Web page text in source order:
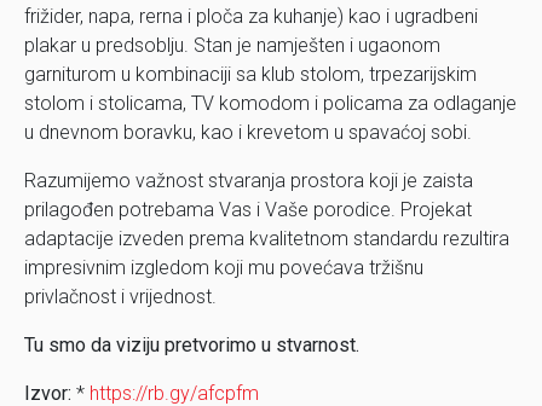
frižider, napa, rerna i ploča za kuhanje) kao i ugradbeni
plakar u predsoblju. Stan je namješten i ugaonom
garniturom u kombinaciji sa klub stolom, trpezarijskim
stolom i stolicama, TV komodom i policama za odlaganje
u dnevnom boravku, kao i krevetom u spavaćoj sobi.
Razumijemo važnost stvaranja prostora koji je zaista
prilagođen potrebama Vas i Vaše porodice. Projekat
adaptacije izveden prema kvalitetnom standardu rezultira
impresivnim izgledom koji mu povećava tržišnu
privlačnost i vrijednost.
Tu smo da viziju pretvorimo u stvarnost.
Izvor: * https://rb.gy/afcpfm